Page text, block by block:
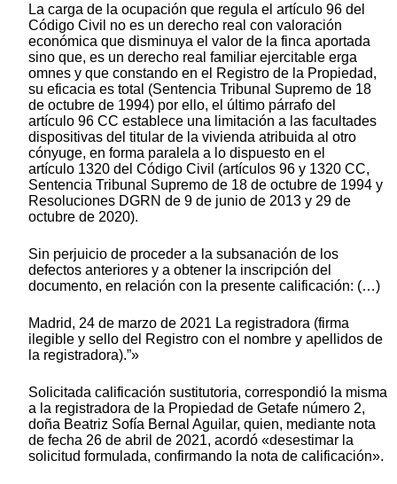
La carga de la ocupación que regula el artículo 96 del
Código Civil no es un derecho real con valoración
económica que disminuya el valor de la finca aportada
sino que, es un derecho real familiar ejercitable erga
omnes y que constando en el Registro de la Propiedad,
su eficacia es total (Sentencia Tribunal Supremo de 18
de octubre de 1994) por ello, el último párrafo del
artículo 96 CC establece una limitación a las facultades
dispositivas del titular de la vivienda atribuida al otro
cónyuge, en forma paralela a lo dispuesto en el
artículo 1320 del Código Civil (artículos 96 y 1320 CC,
Sentencia Tribunal Supremo de 18 de octubre de 1994 y
Resoluciones DGRN de 9 de junio de 2013 y 29 de
octubre de 2020).
Sin perjuicio de proceder a la subsanación de los
defectos anteriores y a obtener la inscripción del
documento, en relación con la presente calificación: (…)
Madrid, 24 de marzo de 2021 La registradora (firma
ilegible y sello del Registro con el nombre y apellidos de
la registradora).”»
Solicitada calificación sustitutoria, correspondió la misma
a la registradora de la Propiedad de Getafe número 2,
doña Beatriz Sofía Bernal Aguilar, quien, mediante nota
de fecha 26 de abril de 2021, acordó «desestimar la
solicitud formulada, confirmando la nota de calificación».